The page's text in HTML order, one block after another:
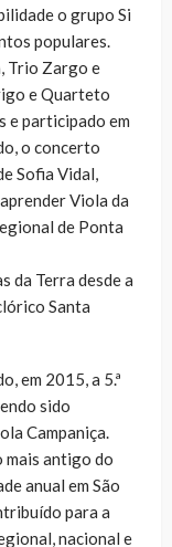
o grupo Si
populares.
Trio Zargo e
e Quarteto
e participado em
o concerto
Sofia Vidal,
Viola da
de Ponta
da Terra desde a
Santa
em 2015, a 5.ª
sido
Campaniça.
mais antigo do
anual em São
para a
nacional e